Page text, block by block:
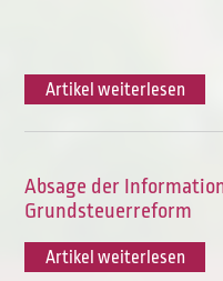
Artikel weiterlesen
Absage der
Grundsteuerreform
Artikel weiterlesen